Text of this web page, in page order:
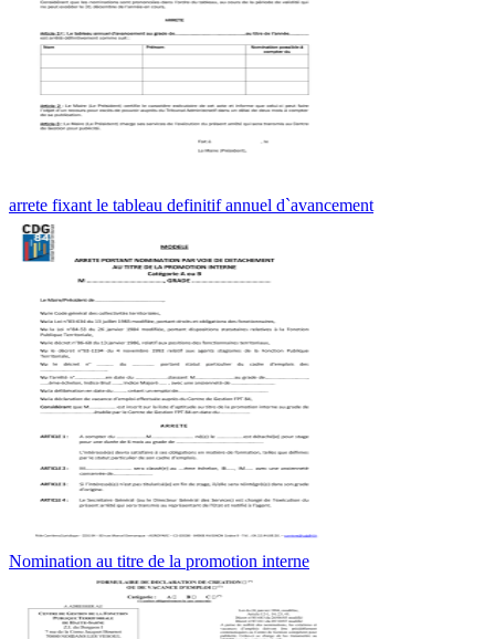
arrete fixant le tableau definitif annuel d`avancement
Nomination au titre de la promotion interne